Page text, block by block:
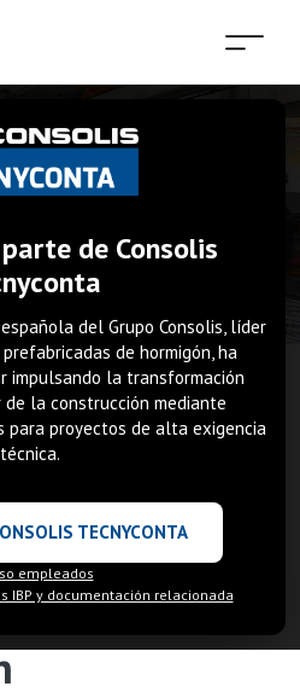
de Consolis
del Grupo Consolis, líder
de hormigón, ha
impulsando la transformación
la construcción mediante
para proyectos de alta exigencia
técnica.
TECNYCONTA
empleados
IBP y documentación relacionada
en